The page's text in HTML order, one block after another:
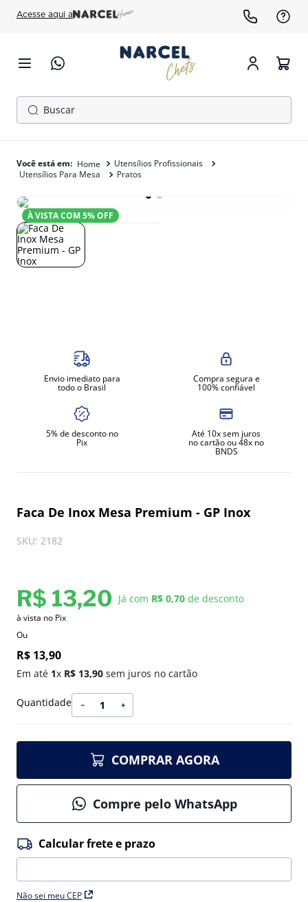
Acesse aqui a
Buscar
Utensílios Profissionais
Utensílios Para Mesa
Pratos
À VISTA COM5% OFF
Envio imediato para
todo o Brasil
Compra segura e
100% confiável
5% de desconto no
Pix
Até 10x sem juros
no cartão ou 48x no
BNDS
Faca De Inox Mesa Premium - GP Inox
SKU: 2182
R$ 13,20 Já com R$ 0,70 de desconto
à vista no Pix
Ou
R$ 13,90
Em até 1x R$ 13,90 sem juros no cartão
Quantidade ＋
－
COMPRAR AGORA
Compre pelo WhatsApp
Não sei meu CEP
1º
cafeteira
3º
freezer
4º
forno
5º
gelopar
amassadeira
fritadeira